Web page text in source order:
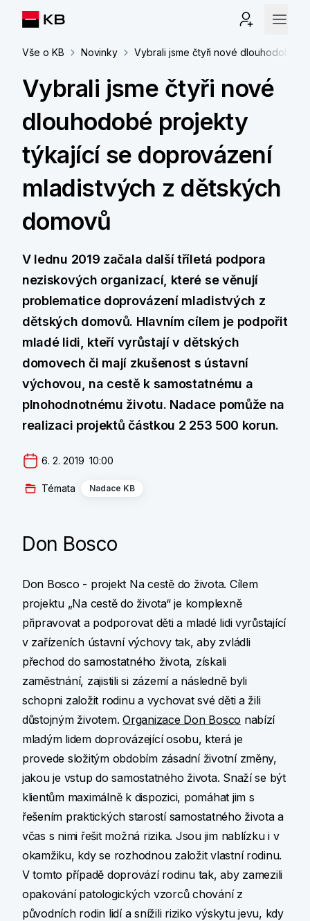
Vše o KB Novinky Vybrali jsme čtyři nové dlouhodobé
Vybrali jsme čtyři nové
dlouhodobé projekty
týkající se doprovázení
mladistvých z dětských
domovů
V lednu 2019 začala další tříletá podpora
neziskových organizací, které se věnují
problematice doprovázení mladistvých z
dětských domovů. Hlavním cílem je podpořit
mladé lidi, kteří vyrůstají v dětských
domovech či mají zkušenost s ústavní
výchovou, na cestě k samostatnému a
plnohodnotnému životu. Nadace pomůže na
realizaci projektů částkou 2 253 500 korun.
6. 2. 2019  10:00
Témata Nadace KB
Don Bosco
Don Bosco - projekt Na cestě do života. Cílem
projektu „Na cestě do života“ je komplexně
připravovat a podporovat děti a mladé lidi vyrůstající
v zařízeních ústavní výchovy tak, aby zvládli
přechod do samostatného života, získali
zaměstnání, zajistili si zázemí a následně byli
schopni založit rodinu a vychovat své děti a žili
důstojným životem.Organizace Don Bosco nabízí
mladým lidem doprovázející osobu, která je
provede složitým obdobím zásadní životní změny,
jakou je vstup do samostatného života. Snaží se být
klientům maximálně k dispozici, pomáhat jim s
řešením praktických starostí samostatného života a
včas s nimi řešit možná rizika. Jsou jim nablízku i v
okamžiku, kdy se rozhodnou založit vlastní rodinu.
V tomto případě doprovází rodinu tak, aby zamezili
opakování patologických vzorců chování z
původních rodin lidí a snížili riziko výskytu jevu, kdy